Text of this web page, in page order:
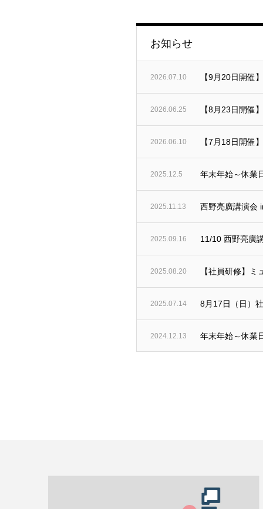
お知らせ
2026.07.10 【9月20日開催
2026.06.25 【8月23日開催
2026.06.10 【7月18日開催
2025.12.5 年末年始～休業
2025.11.13 西野亮廣講演会
2025.09.16 11/10 西野亮廣
2025.08.20 【社員研修】
2025.07.14 8月17日（日）
2024.12.13 年末年始～休業